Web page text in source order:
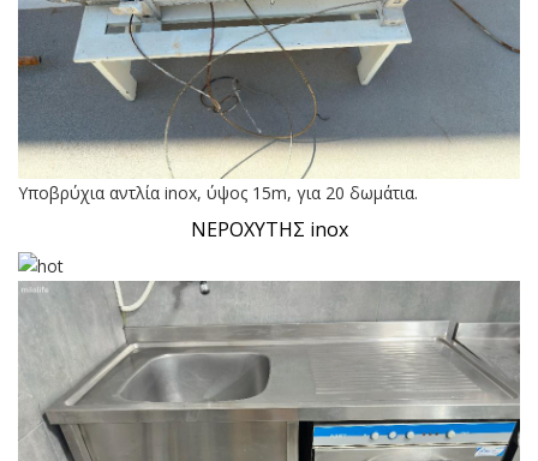
Υποβρύχια αντλία inox, ύψος 15m, για 20 δωμάτια.
ΝΕΡΟΧΥΤΗΣ inox